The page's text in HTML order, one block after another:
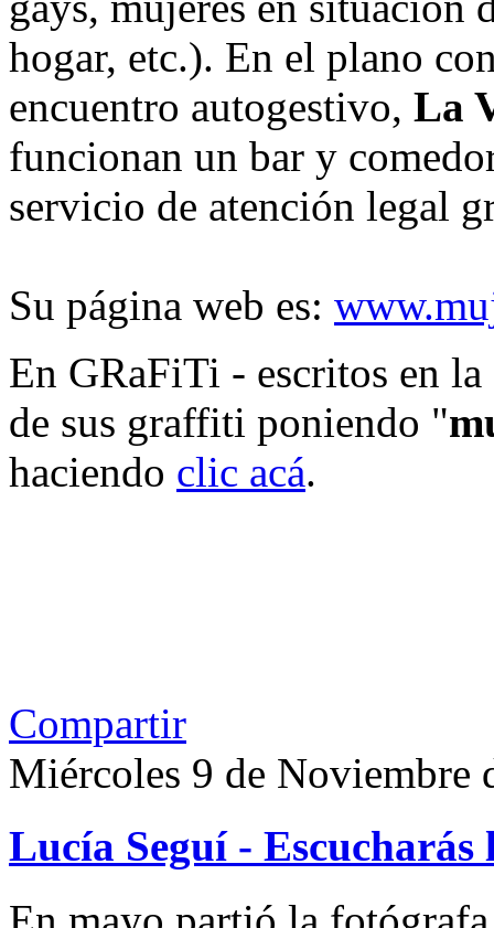
hogar, etc.). En el plano
encuentro autogestivo, La
funcionan un bar y
servicio de atención legal
Su página web es:
En GRaFiTi - escritos en
de sus graffiti poniendo "
haciendo clic acá.
Compartir
Miércoles 9 de Noviembre
Lucía Seguí - Escucharás